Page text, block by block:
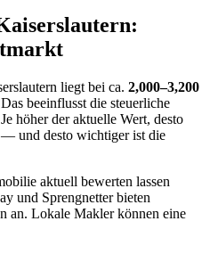
liegt bei ca. 2,000–3,200
beeinflusst die steuerliche
höher der aktuelle Wert, desto
und desto wichtiger ist die
aktuell bewerten lassen
und Sprengnetter bieten
an. Lokale Makler können eine